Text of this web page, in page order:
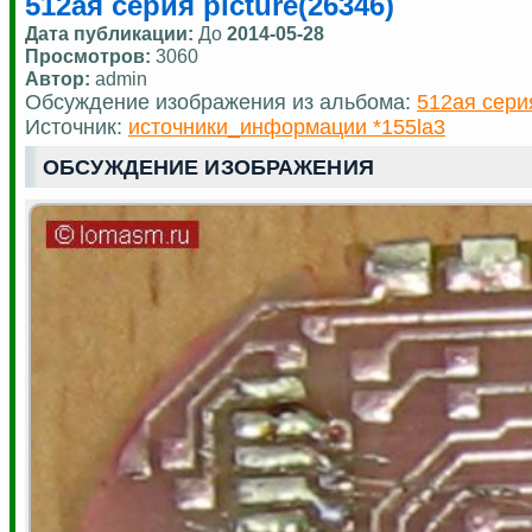
Дата публикации: До 2014-05-28
Просмотров: 3060
Автор: admin
Обсуждение изображения из альбома: 512ая
Источник: источники_информации *155la3
ОБСУЖДЕНИЕ ИЗОБРАЖЕНИЯ